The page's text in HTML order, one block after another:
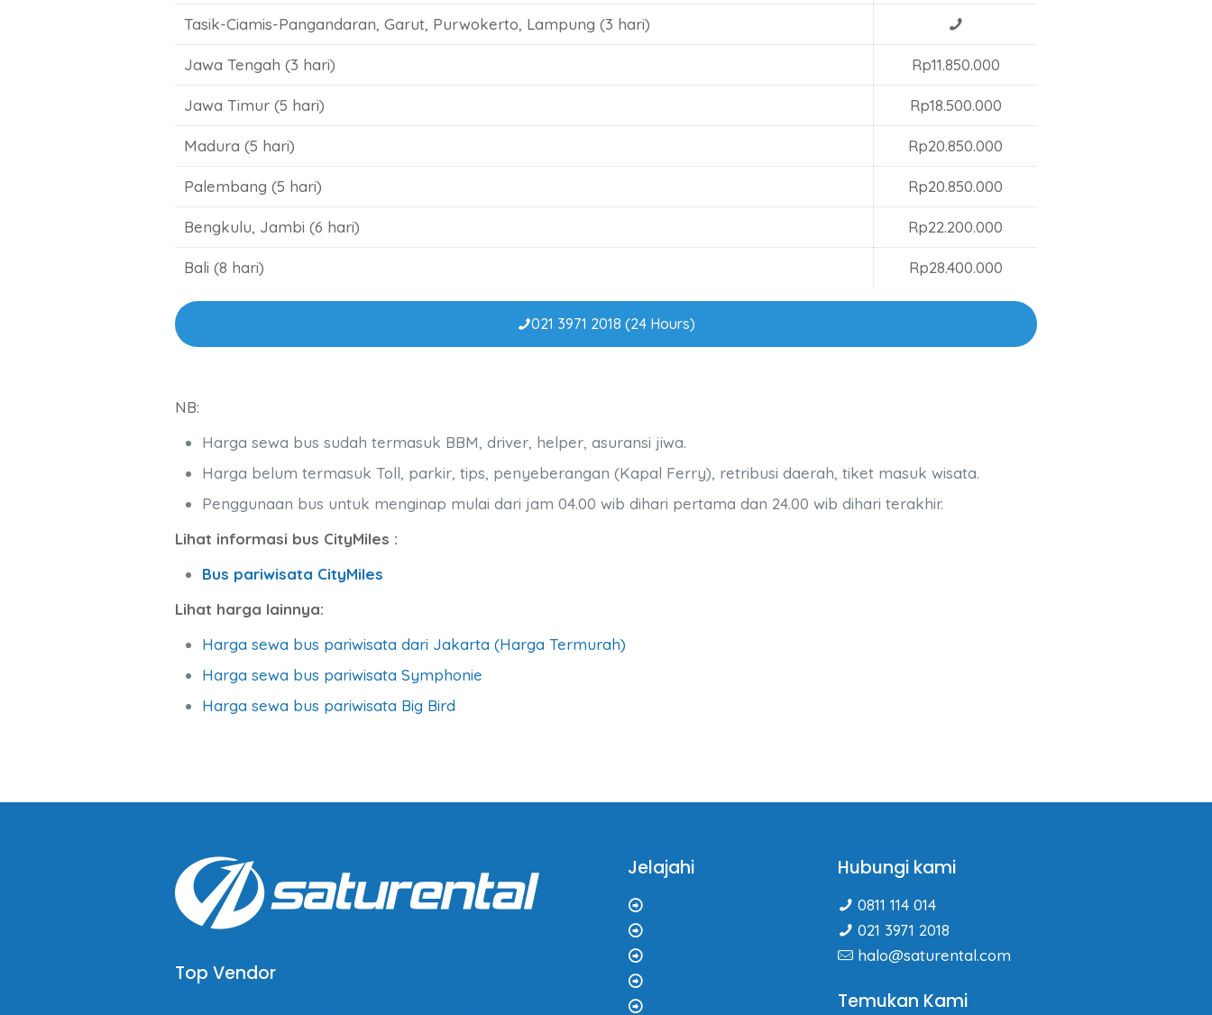
Tasik-Ciamis-Pangandaran, Garut, Purwokerto, Lampung (3 hari)
Jawa Tengah (3 hari) Rp11.850.000
Jawa Timur (5 hari) Rp18.500.000
Madura (5 hari) Rp20.850.000
Palembang (5 hari) Rp20.850.000
Bengkulu, Jambi (6 hari) Rp22.200.000
Bali (8 hari) Rp28.400.000
021 3971 2018 (24 Hours)
NB:
Harga sewa bus sudah termasuk BBM, driver, helper, asuransi jiwa.
Harga belum termasuk Toll, parkir, tips, penyeberangan (Kapal Ferry), retribusi daerah, tiket masuk wisata.
Penggunaan bus untuk menginap mulai dari jam 04.00 wib dihari pertama dan 24.00 wib dihari terakhir.
Lihat informasi bus CityMiles :
Bus pariwisata CityMiles
Lihat harga lainnya:
Harga sewa bus pariwisata dari Jakarta (Harga Termurah)
Harga sewa bus pariwisata Symphonie
Harga sewa bus pariwisata Big Bird
Top Vendor
Jelajahi Hubungi kami
0811 114 014
021 3971 2018
halo@saturental.com
Temukan Kami